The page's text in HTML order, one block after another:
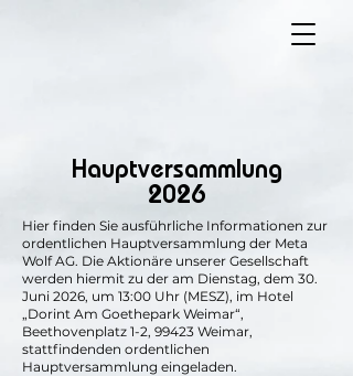
Hauptversammlung
2026
Hier finden Sie ausführliche Informationen zur
ordentlichen Hauptversammlung der Meta
Wolf AG. Die Aktionäre unserer Gesellschaft
werden hiermit zu der am Dienstag, dem 30.
Juni 2026, um 13:00 Uhr (MESZ), im Hotel
„Dorint Am Goethepark Weimar“,
Beethovenplatz 1-2, 99423 Weimar,
stattfindenden ordentlichen
Hauptversammlung eingeladen.